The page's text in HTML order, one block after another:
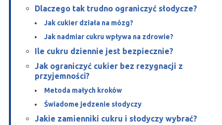
Dlaczego tak trudno ograniczyć słodycze?
Jak cukier działa na mózg?
Jak nadmiar cukru wpływa na zdrowie?
Ile cukru dziennie jest bezpiecznie?
Jak ograniczyć cukier bez rezygnacji z
przyjemności?
Metoda małych kroków
Świadome jedzenie słodyczy
Jakie zamienniki cukru i słodyczy wybrać?